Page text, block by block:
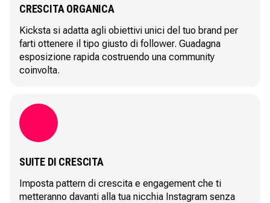
CRESCITA ORGANICA
Kicksta si adatta agli obiettivi unici del tuo brand per
farti ottenere il tipo giusto di follower. Guadagna
esposizione rapida costruendo una community
coinvolta.
SUITE DI CRESCITA
Imposta pattern di crescita e engagement che ti
metteranno davanti alla tua nicchia Instagram senza